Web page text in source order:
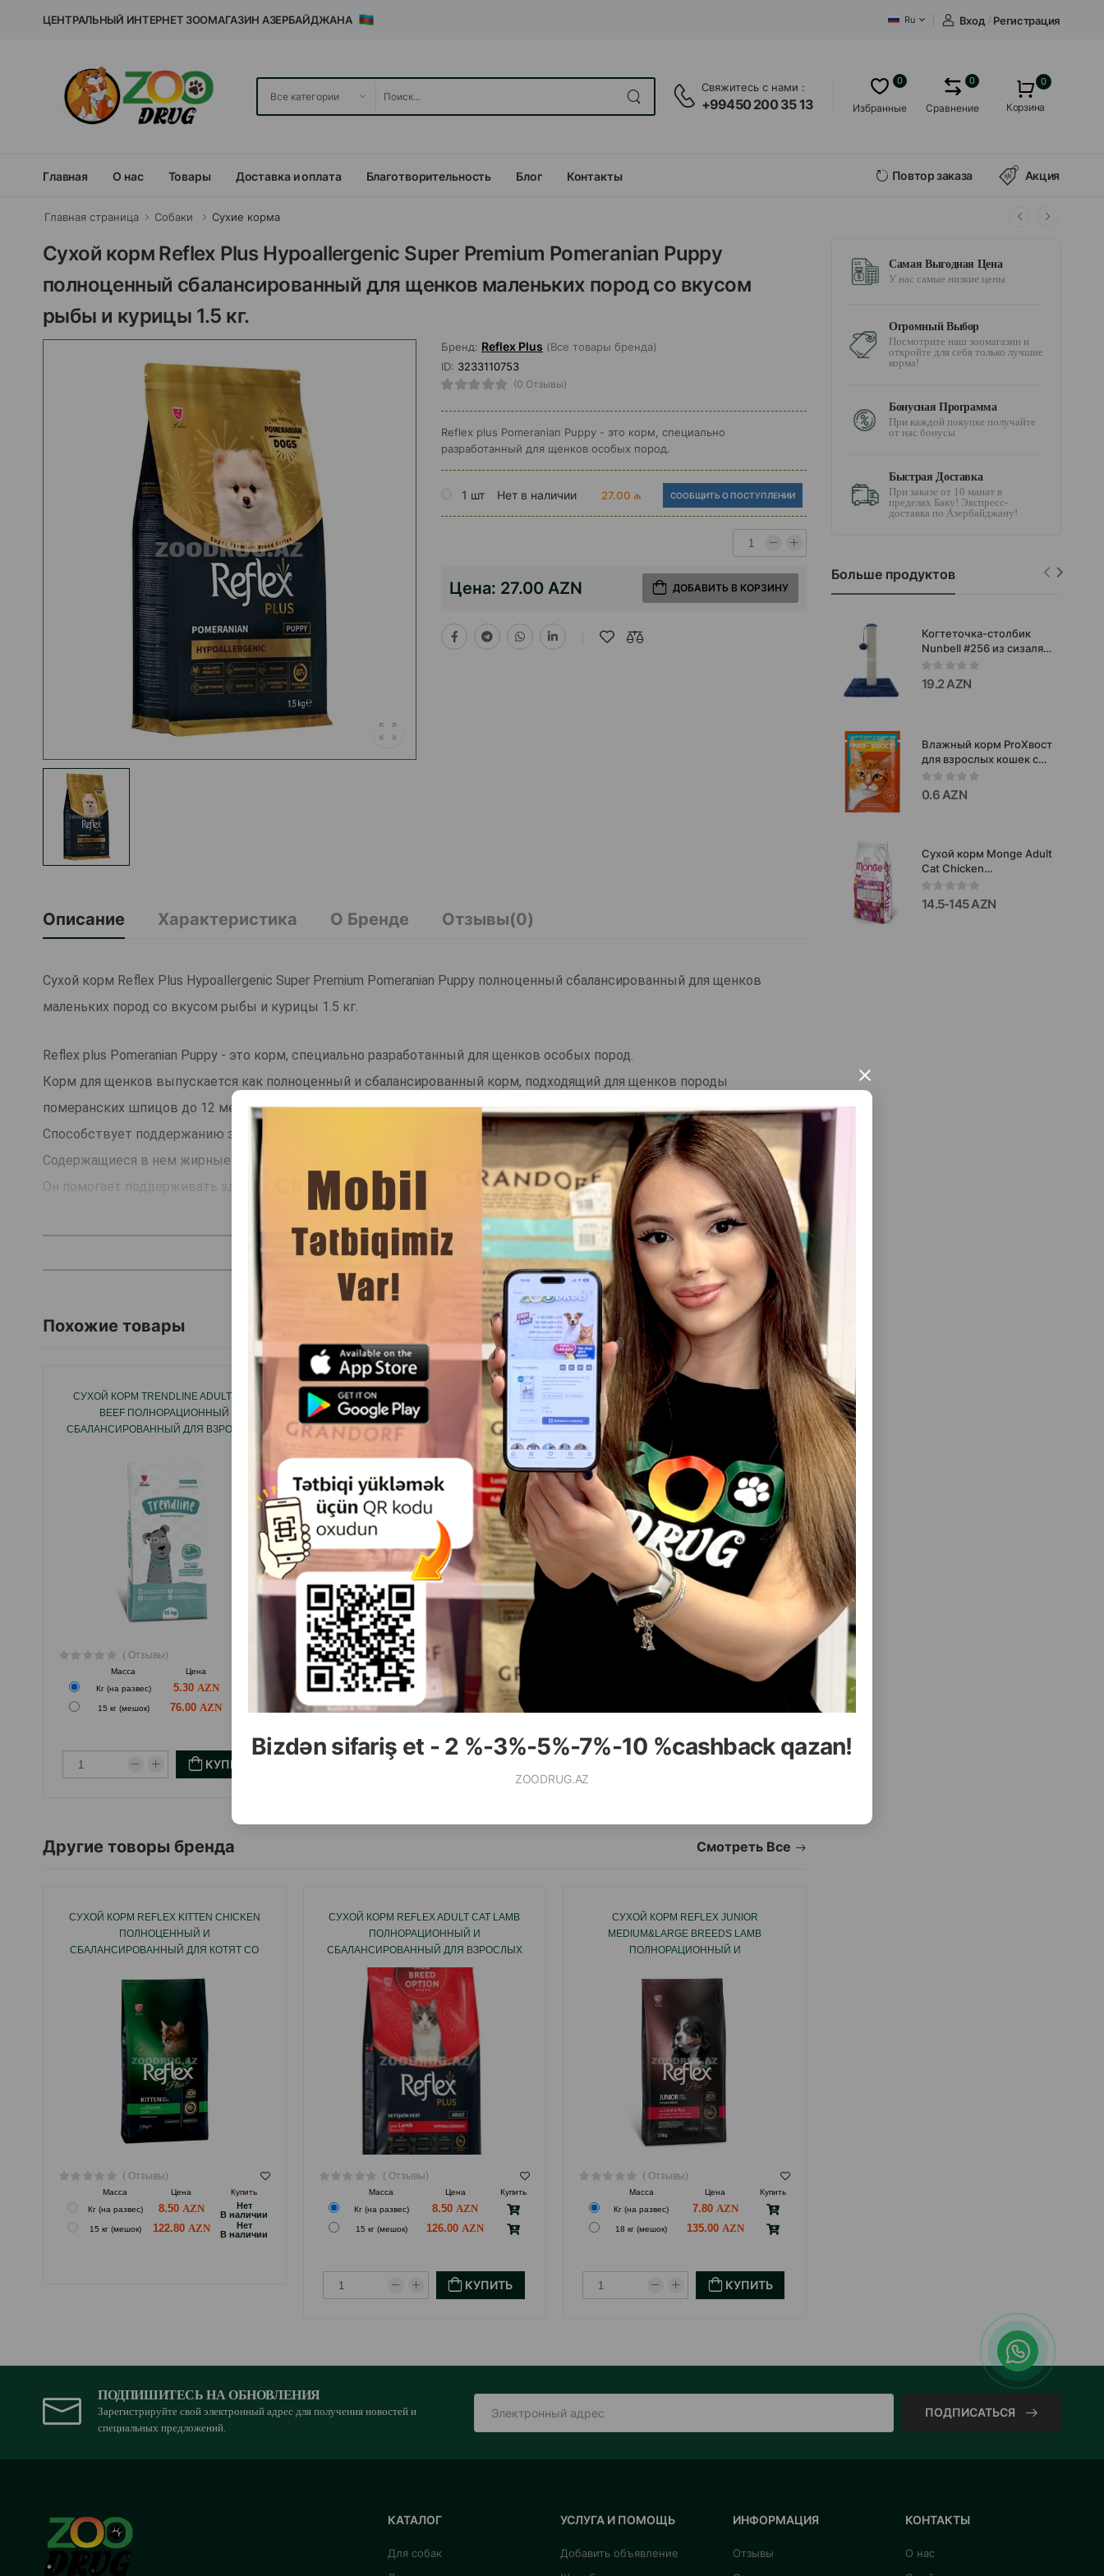
Bizdən sifariş et - 2 %-3%-5%-7%-10 %cashback qazan!
ZOODRUG.AZ
×
ЦЕНТРАЛЬНЫЙ ИНТЕРНЕТ ЗООМАГАЗИН АЗЕРБАЙДЖАНА Ru Вход / Регистрация
Свяжитесь с нами :
+99450 200 35 13 Избранные
0
Сравнение
0 0
Корзина
Главная О нас Товары Доставка и оплата Благотворительность Блог Контакты Повтор заказа Акция
Главная страница Собаки Сухие корма
Сухой корм Reflex Plus Hypoallergenic Super Premium Pomeranian Puppy
полноценный сбалансированный для щенков маленьких пород со вкусом
рыбы и курицы 1.5 кг.
Бренд: Reflex Plus (Все товары бренда)
ID: 3233110753
(0 Отзывы)
Reflex plus Pomeranian Puppy - это корм, специально
разработанный для щенков особых пород.
1 шт Нет в наличии 27.00 ₼ СООБЩИТЬ О ПОСТУПЛЕНИИ
Цена: 27.00 AZN ДОБАВИТЬ В КОРЗИНУ
Описание Характеристика О Бренде Отзывы(0)
Сухой корм Reflex Plus Hypoallergenic Super Premium Pomeranian Puppy полноценный сбалансированный для щенков
маленьких пород со вкусом рыбы и курицы 1.5 кг.
Reflex plus Pomeranian Puppy - это корм, специально разработанный для щенков особых пород.
Корм для щенков выпускается как полноценный и сбалансированный корм, подходящий для щенков породы
померанских шпицов до 12 месяцев.
Способствует поддержанию здоровья иммунной и пищеварительной систем.
Содержащиеся в нем жирные кислоты омега-3 поддерживают здоровье суставов и защищают хрящевую ткань.
Он помогает поддерживать здоровье мочевыводящих путей, регулировать pH мочи и уменьшать образование мочевых
ЧИТАТЬ ДАЛЬШЕ
Похожие товары Смотреть Все
СУХОЙ КОРМ TRENDLINE ADULT DOG
BEEF ПОЛНОРАЦИОННЫЙ
СБАЛАНСИРОВАННЫЙ ДЛЯ ВЗРОСЛЫХ
( Отзывы)
Масса Цена
Кг (на развес)
5.30
15 кг (мешок) 76.00
КУПИТЬ
СУХОЙ КОРМ HAPPY DOG MINI ADULT
ДЛЯ ВЗРОСЛЫХ СОБАК МЕЛКИХ ПОРОД
(ДО 10 КГ)
( Отзывы)
Масса
Купить
Кг (на развес)
13.00
10 кг (мешок) 125.00
СУХОЙ КОРМ ROYAL CANIN MINI EXIGENT
ДЛЯ ВЗРОСЛЫХ СОБАК МЕЛКИХ
РАЗМЕРОВ (ВЕСОМ ОТ 1 ДО 10 КГ) В
ВОЗРАСТЕ 10 МЕСЯЦЕВ И СТАРШЕ,
ПРИВЕРЕДЛИВЫХ В ПИТАНИИ, 1 КГ
( Отзывы)
Купить
B наличии
СУХОЙ КОРМ ROYAL CANIN X-SMALL
Другие товоры бренда Смотреть Все
СУХОЙ КОРМ REFLEX KITTEN CHICKEN
ПОЛНОЦЕННЫЙ И
СБАЛАНСИРОВАННЫЙ ДЛЯ КОТЯТ СО
( Отзывы)
Масса Цена
Купить
Кг (на развес)
8.50
Hет
B наличии
15 кг (мешок) 122.80
Hет
B наличии
СУХОЙ КОРМ REFLEX ADULT CAT LAMB
ПОЛНОРАЦИОННЫЙ И
СБАЛАНСИРОВАННЫЙ ДЛЯ ВЗРОСЛЫХ
КОШЕК СО ВКУСОМ ЯГНЕНКА.
( Отзывы)
Масса Цена
Купить
Кг (на развес)
8.50
15 кг (мешок) 126.00
КУПИТЬ
СУХОЙ КОРМ REFLEX JUNIOR
MEDIUM&LARGE BREEDS LAMB
ПОЛНОРАЦИОННЫЙ И
СРЕДНИХ И КРУПНЫХ ПОРОД СО
ВКУСОМ ЯГНЕНКА.
( Отзывы)
Масса Цена
Купить
Кг (на развес)
7.80
18 кг (мешок) 135.00
КУПИТЬ
Самая Выгодная Цена
У нас самые низкие цены
Огромный Выбор
Посмотрите наш зоомагазин и
откройте для себя только лучшие
корма!
Бонусная Программа
При каждой покупке получайте
от нас бонусы
Быстрая Доставка
При заказе от 10 манат в
пределах Баку! Экспресс-
доставка по Азербайджану!
Больше продуктов
Когтеточка-столбик
Nunbell #256 из сизаля с
игрушками. Цвет:
Синий. Высота: 30 см.
19.2 AZN
Влажный корм ProХвост
для взрослых кошек с
цыплёнком и
перепелом в желе с
овощами, 85 г
0.6 AZN
Сухой корм Monge Adult
Cat Chicken
полноценный
сбалансированный
рацион для взрослых
14.5-145 AZN
ПОДПИШИТЕСЬ НА ОБНОВЛЕНИЯ
Зарегистрируйте свой электронный адрес для получения новостей и
специальных предложений.
ПОДПИСАТЬСЯ
КАТАЛОГ
Для собак
УСЛУГА И ПОМОЩЬ
Добавить объявление
ИНФОРМАЦИЯ
Отзывы
КОНТАКТЫ
О нас